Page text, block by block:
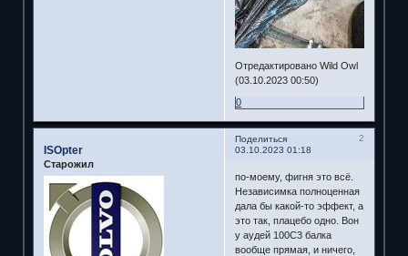
Отредактировано Wild Owl
(03.10.2023 00:50)
0
Поделиться
2
03.10.2023 01:18
ISOpter
Старожил
по-моему, фигня это всё.
Независимка полноценная
дала бы какой-то эффект, а
это так, плацебо одно. Вон
у аудей 100С3 балка
вообще прямая, и ничего,